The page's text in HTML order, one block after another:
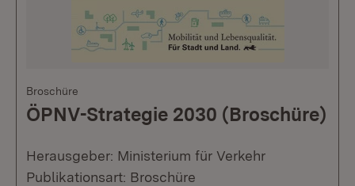
Broschüre
ÖPNV-Strategie 2030 (Broschüre)
Herausgeber: Ministerium für Verkehr
Publikationsart: Broschüre